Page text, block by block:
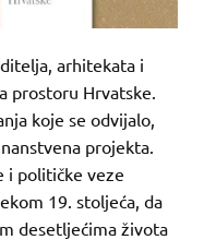
arhitekata i
prostoru Hrvatske.
koje se odvijalo,
projekta.
i političke veze
19. stoljeća, da
desetljećima života